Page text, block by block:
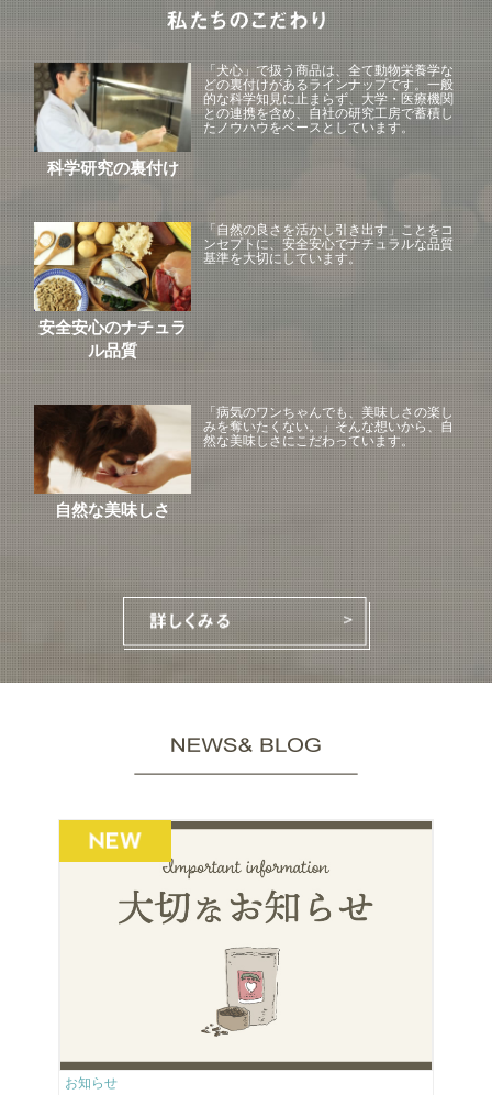
科学研究の裏付け
「犬心」で扱う商品は、全て動物栄養学な
どの裏付けがあるラインナップです。一般
的な科学知見に止まらず、大学・医療機関
との連携を含め、自社の研究工房で蓄積し
たノウハウをベースとしています。
安全安心のナチュラ
ル品質
「自然の良さを活かし引き出す」ことをコ
ンセプトに、安全安心でナチュラルな品質
基準を大切にしています。
自然な美味しさ
「病気のワンちゃんでも、美味しさの楽し
みを奪いたくない。」そんな想いから、自
然な美味しさにこだわっています。
お知らせ